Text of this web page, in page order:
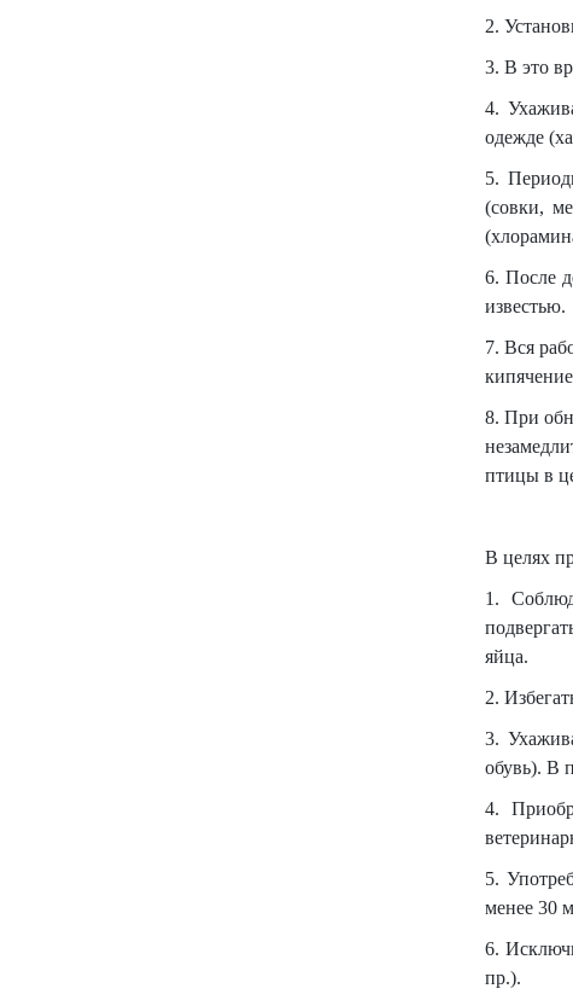
2.
3. В это
4.
одежде
5.
(совки,
6. После
известью.
7. Вся
8. При
птицы в
В целях
1.
яйца.
2.
3.
обувь). В
4.
5.
менее 30
6.
пр.).